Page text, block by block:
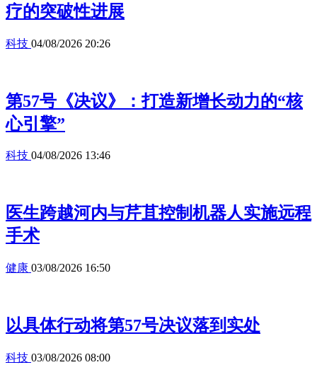
疗的突破性进展
科技 04/08/2026 20:26
第57号《决议》：打造新增长动力的“核
心引擎”
科技 04/08/2026 13:46
医生跨越河内与芹苴控制机器人实施远程
手术
健康 03/08/2026 16:50
以具体行动将第57号决议落到实处
科技 03/08/2026 08:00